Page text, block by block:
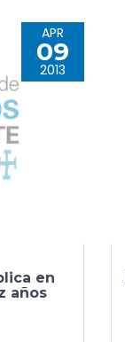
APR
09
2013
en
años